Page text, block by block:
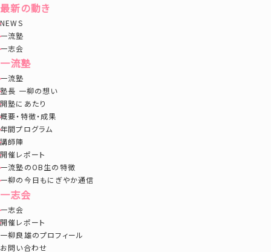
最新の動き
NEWS
一流塾
一志会
一流塾
一流塾
塾長 一柳の想い
開塾にあたり
概要・特徴・成果
年間プログラム
講師陣
開催レポート
一流塾のOB生の特徴
一柳の今日もにぎやか通信
一志会
一志会
開催レポート
一柳良雄のプロフィール
お問い合わせ